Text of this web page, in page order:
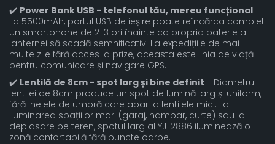
✔️ Power Bank USB - telefonul tău, mereu funcțional -
La 5500mAh, portul USB de ieșire poate reîncărca complet
un smartphone de 2-3 ori înainte ca propria baterie a
lanternei să scadă semnificativ. La expedițiile de mai
multe zile fără acces la prize, aceasta este linia de viață
pentru comunicare și navigare GPS.
✔️ Lentilă de 8cm - spot larg și bine definit - Diametrul
lentilei de 8cm produce un spot de lumină larg și uniform,
fără inelele de umbră care apar la lentilele mici. La
iluminarea spațiilor mari (garaj, hambar, curte) sau la
deplasare pe teren, spotul larg al YJ-2886 iluminează o
zonă confortabilă fără puncte oarbe.